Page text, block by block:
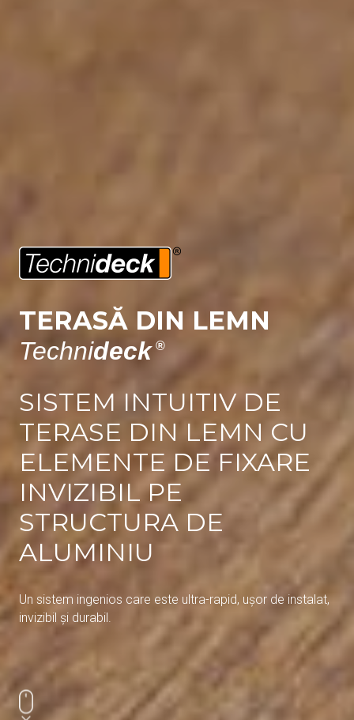
TERASĂ DIN LEMN
Technideck ®
SISTEM INTUITIV DE
TERASE DIN LEMN CU
ELEMENTE DE FIXARE
INVIZIBIL PE
STRUCTURA DE
ALUMINIU
Un sistem ingenios care este ultra-rapid, ușor de instalat,
invizibil și durabil.